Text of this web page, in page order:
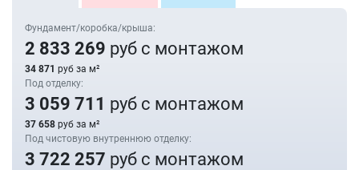
Фундамент/коробка/крыша:
2 833 269 руб с монтажом
34 871 руб за м²
Под отделку:
3 059 711 руб с монтажом
37 658 руб за м²
Под чистовую внутреннюю отделку:
3 722 257 руб с монтажом